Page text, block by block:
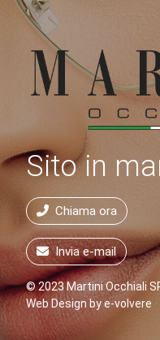
Sito in
Chiama ora
Invia e-mail
© 2023 Martini Occhiali
Web Design bye-volvere